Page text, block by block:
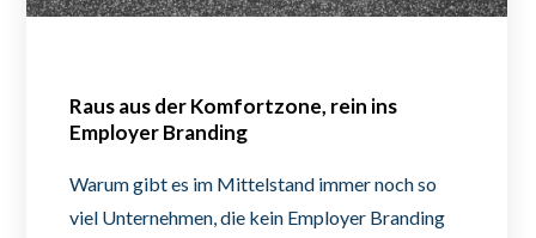
Raus aus der Komfortzone, rein ins
Employer Branding
Warum gibt es im Mittelstand immer noch so
viel Unternehmen, die kein Employer Branding